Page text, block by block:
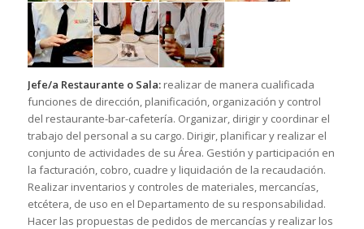
Jefe/a Restaurante o Sala:realizar de manera cualificada
funciones de dirección, planificación, organización y control
del restaurante-bar-cafetería. Organizar, dirigir y coordinar el
trabajo del personal a su cargo. Dirigir, planificar y realizar el
conjunto de actividades de su Área. Gestión y participación en
la facturación, cobro, cuadre y liquidación de la recaudación.
Realizar inventarios y controles de materiales, mercancías,
etcétera, de uso en el Departamento de su responsabilidad.
Hacer las propuestas de pedidos de mercancías y realizar los